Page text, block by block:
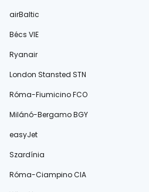
airBaltic
Bécs VIE
Ryanair
London Stansted STN
Róma-Fiumicino FCO
Milánó-Bergamo BGY
easyJet
Szardínia
Róma-Ciampino CIA